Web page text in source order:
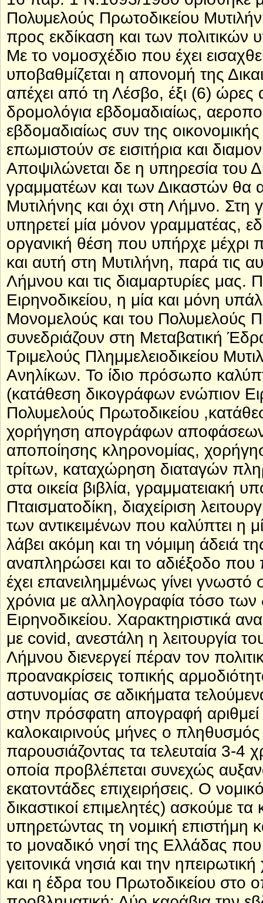
Πολυμελούς Πρωτοδικείου
προς εκδίκαση και των
Με το νομοσχέδιο που έχει
υποβαθμίζεται η απονομή της
απέχει από τη Λέσβο, έξι (6) ώρες
δρομολόγια εβδομαδιαίως,
εβδομαδιαίως συν της
επωμιστούν σε εισιτήρια και
Αποψιλώνεται δε η υπηρεσία του
γραμματέων και των Δικαστών θα
Μυτιλήνης και όχι στη Λήμνο. Στη
υπηρετεί μία μόνον γραμματέας,
οργανική θέση που υπήρχε μέχρι
και αυτή στη Μυτιλήνη, παρά τις
Λήμνου και τις διαμαρτυρίες
Ειρηνοδικείου, η μία και μόνη
Μονομελούς και του Πολυμελούς
συνεδριάζουν στη Μεταβατική
Τριμελούς Πλημμελειοδικείου
Ανηλίκων. Το ίδιο πρόσωπο
(κατάθεση δικογράφων ενώπιον
Πολυμελούς Πρωτοδικείου
χορήγηση απογράφων
αποποίησης κληρονομίας,
τρίτων, καταχώρηση διαταγών
στα οικεία βιβλία, γραμματειακή
Πταισματοδίκη, διαχείριση
των αντικειμένων που καλύπτει η
λάβει ακόμη και τη νόμιμη άδειά
αναπληρώσει και το αδιέξοδο που
έχει επανειλημμένως γίνει
χρόνια με αλληλογραφία τόσο των
Ειρηνοδικείου. Χαρακτηριστικά
με covid, ανεστάλη η λειτουργία
Λήμνου διενεργεί πέραν τον
προανακρίσεις τοπικής
αστυνομίας σε αδικήματα
στην πρόσφατη απογραφή αριθμεί
καλοκαιρινούς μήνες ο πληθυσμός
παρουσιάζοντας τα τελευταία 3-4
οποία προβλέπεται συνεχώς
εκατοντάδες επιχειρήσεις. Ο
δικαστικοί επιμελητές) ασκούμε
υπηρετώντας τη νομική επιστήμη
το μοναδικό νησί της Ελλάδας
γειτονικά νησιά και την
και η έδρα του Πρωτοδικείου στο